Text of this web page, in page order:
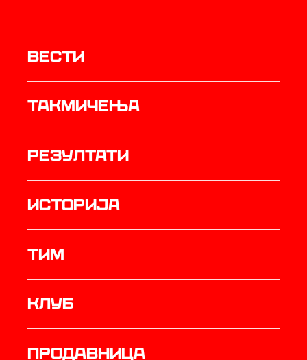
Вести
Такмичења
резултати
историја
ТИМ
Клуб
продавница